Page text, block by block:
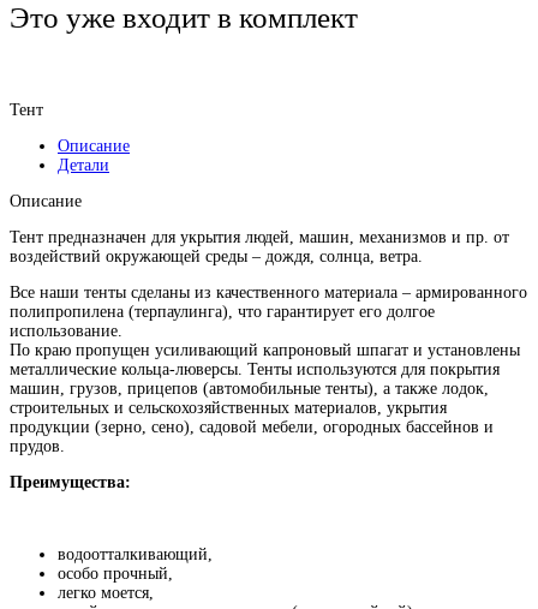
Это уже входит в комплект
Тент
Описание
Детали
Описание
Тент предназначен для укрытия людей, машин, механизмов и пр. от
воздействий окружающей среды – дождя, солнца, ветра.
Все наши тенты сделаны из качественного материала – армированного
полипропилена (терпаулинга), что гарантирует его долгое
использование.
По краю пропущен усиливающий капроновый шпагат и установлены
металлические кольца-люверсы. Тенты используются для покрытия
машин, грузов, прицепов (автомобильные тенты), а также лодок,
строительных и сельскохозяйственных материалов, укрытия
продукции (зерно, сено), садовой мебели, огородных бассейнов и
прудов.
Преимущества:
водоотталкивающий,
особо прочный,
легко моется,